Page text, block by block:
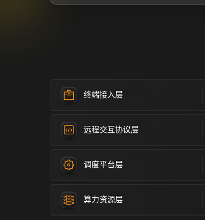
终端接入层
远程交互协议层
调度平台层
算力资源层